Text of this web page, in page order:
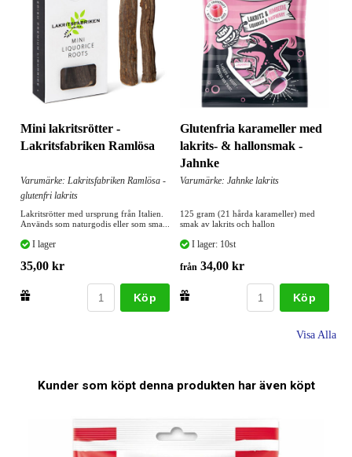
Mini lakritsrötter -
Lakritsfabriken Ramlösa
Varumärke: Lakritsfabriken Ramlösa -
glutenfri lakrits
Lakritsrötter med ursprung från Italien.
Används som naturgodis eller som sma...
I lager
35,00 kr
Köp
Glutenfria karameller med
lakrits- & hallonsmak -
Jahnke
Varumärke: Jahnke lakrits
125 gram (21 hårda karameller) med
smak av lakrits och hallon
I lager: 10st
från 34,00 kr
Köp
Visa Alla
Kunder som köpt denna produkten har även köpt